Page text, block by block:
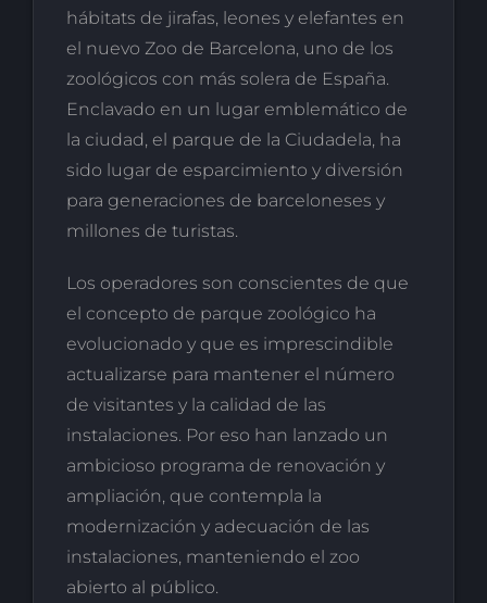
hábitats de jirafas, leones y elefantes en
el nuevo Zoo de Barcelona, uno de los
zoológicos con más solera de España.
Enclavado en un lugar emblemático de
la ciudad, el parque de la Ciudadela, ha
sido lugar de esparcimiento y diversión
para generaciones de barceloneses y
millones de turistas.
Los operadores son conscientes de que
el concepto de parque zoológico ha
evolucionado y que es imprescindible
actualizarse para mantener el número
de visitantes y la calidad de las
instalaciones. Por eso han lanzado un
ambicioso programa de renovación y
ampliación, que contempla la
modernización y adecuación de las
instalaciones, manteniendo el zoo
abierto al público.